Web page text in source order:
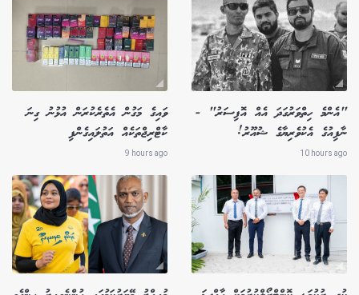
"އެންމެ ހިތްވަރުގަދަ އެއް އޮފިސަރު" -
ނާފިއުގެ އެކުވެރިޔާގެ ޝުއޫރު!
10 hours ago
ވައިގެ މަގުން އެތެރެކުރަން އުޅުނު ގިނަ
ކާޓްރިޖްތަކެއް އަތުލައިގެންފި
9 hours ago